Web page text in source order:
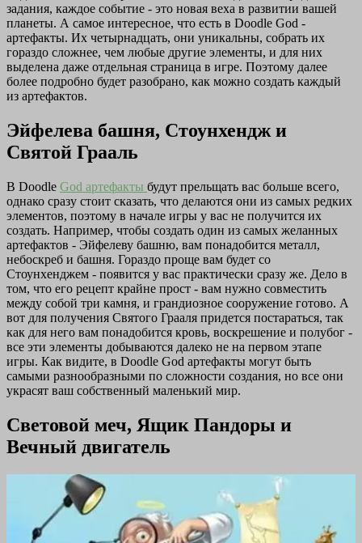
задания, каждое событие - это новая веха в развитии вашей
планеты. А самое интересное, что есть в Doodle God -
артефакты. Их четырнадцать, они уникальны, собрать их
гораздо сложнее, чем любые другие элементы, и для них
выделена даже отдельная страница в игре. Поэтому далее
более подробно будет разобрано, как можно создать каждый
из артефактов.
Эйфелева башня, Стоунхендж и
Святой Грааль
В Doodle God артефакты будут прельщать вас больше всего,
однако сразу стоит сказать, что делаются они из самых редких
элементов, поэтому в начале игры у вас не получится их
создать. Например, чтобы создать один из самых желанных
артефактов - Эйфелеву башню, вам понадобится металл,
небоскреб и башня. Гораздо проще вам будет со
Стоунхенджем - появится у вас практически сразу же. Дело в
том, что его рецепт крайне прост - вам нужно совместить
между собой три камня, и грандиозное сооружение готово. А
вот для получения Святого Грааля придется постараться, так
как для него вам понадобится кровь, воскрешение и полубог -
все эти элементы добываются далеко не на первом этапе
игры. Как видите, в Doodle God артефакты могут быть
самыми разнообразными по сложности создания, но все они
украсят ваш собственный маленький мир.
Световой меч, Ящик Пандоры и
Вечный двигатель